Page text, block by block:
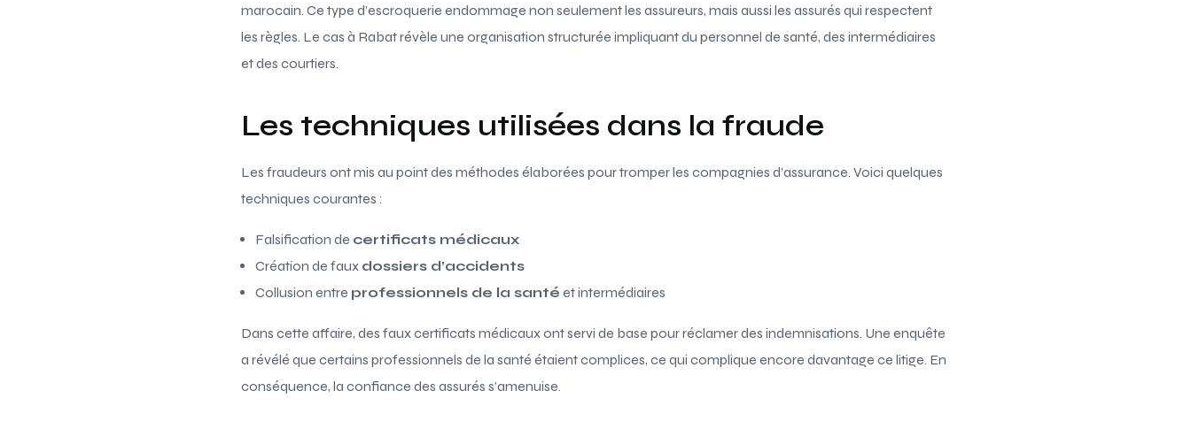
marocain. Ce type d’escroquerie endommage non seulement les assureurs, mais aussi les assurés qui respectent
les règles. Le cas à Rabat révèle une organisation structurée impliquant du personnel de santé, des intermédiaires
et des courtiers.
Les techniques utilisées dans la fraude
Les fraudeurs ont mis au point des méthodes élaborées pour tromper les compagnies d’assurance. Voici quelques
techniques courantes :
Falsification de certificats médicaux
Création de faux dossiers d’accidents
Collusion entre professionnels de la santé et intermédiaires
Dans cette affaire, des faux certificats médicaux ont servi de base pour réclamer des indemnisations. Une enquête
a révélé que certains professionnels de la santé étaient complices, ce qui complique encore davantage ce litige. En
conséquence, la confiance des assurés s’amenuise.